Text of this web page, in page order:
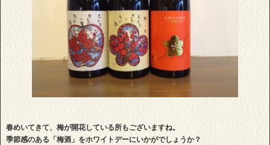
春めいてきて、梅が開花している所もございますね。
季節感のある「梅酒」をホワイトデーにいかがでしょうか？